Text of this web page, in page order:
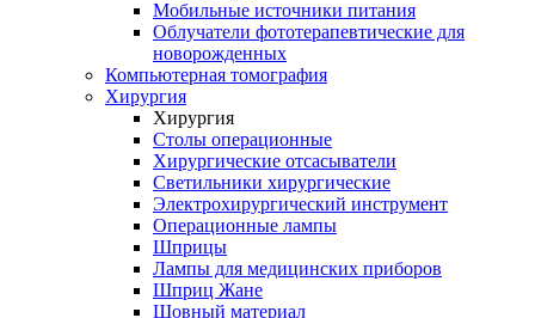
Мобильные источники питания
Облучатели фототерапевтические для
новорожденных
Компьютерная томография
Хирургия
Хирургия
Столы операционные
Хирургические отсасыватели
Светильники хирургические
Электрохирургический инструмент
Операционные лампы
Шприцы
Лампы для медицинских приборов
Шприц Жане
Шовный материал